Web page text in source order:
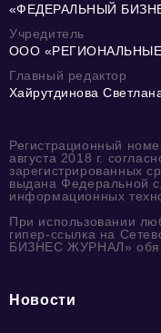
«ФЕДЕРАЛЬНЫЙ
Учредитель
ООО
Главный редактор
Хайрутдинова
Регистрационный
августа 2018 г.
зарегистрированных
выдана Федеральной
информационных
При использовании
гипер-ссылка на
БИЗНЕС ЖУРНАЛ»
Новости